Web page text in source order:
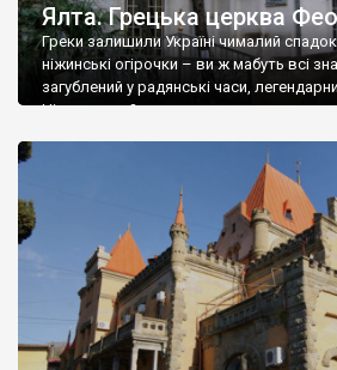
Ялта. Грецька церква
Греки залишили Україні чималий
ніжинські огірочки – ви ж мабуть всі
загублений у радянські часи,
Ніжин греки?